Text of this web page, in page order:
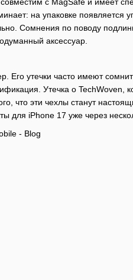
на упаковке
Сомнения по поводу
аксессуар.
утечки часто имеют
Утечка о TechWoven,
что эти чехлы станут
для iPhone 17 уже через